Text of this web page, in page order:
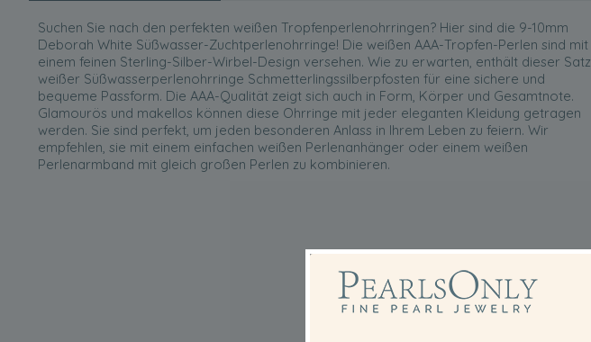
Suchen Sie nach den perfekten weißen Tropfenperlenohrringen? Hier sind die 9-10mm
Deborah White Süßwasser-Zuchtperlenohrringe! Die weißen AAA-Tropfen-Perlen sind mit
einem feinen Sterling-Silber-Wirbel-Design versehen. Wie zu erwarten, enthält dieser Satz
weißer Süßwasserperlenohrringe Schmetterlingssilberpfosten für eine sichere und
bequeme Passform. Die AAA-Qualität zeigt sich auch in Form, Körper und Gesamtnote.
Glamourös und makellos können diese Ohrringe mit jeder eleganten Kleidung getragen
werden. Sie sind perfekt, um jeden besonderen Anlass in Ihrem Leben zu feiern. Wir
empfehlen, sie mit einem einfachen weißen Perlenanhänger oder einem weißen
Perlenarmband mit gleich großen Perlen zu kombinieren.